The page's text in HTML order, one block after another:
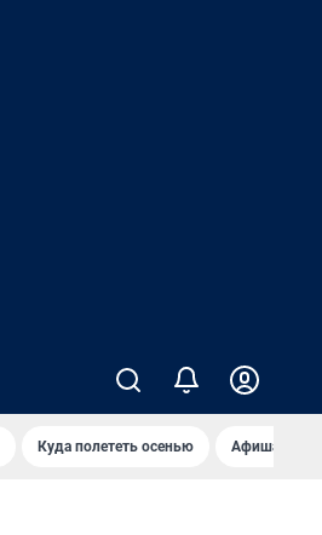
Куда полететь осенью Афиша на